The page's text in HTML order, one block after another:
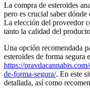
La compra de esteroides
pero es crucial saber
La elección del proveedor
tanto la calidad del
Una opción recomendada
esteroides de forma segura
https://
de-forma-segura/. En este
detallada, así como